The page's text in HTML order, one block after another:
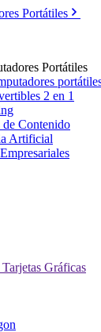
Portátiles
Portátiles
2 en 1
de Contenido
Artificial
Gráficas